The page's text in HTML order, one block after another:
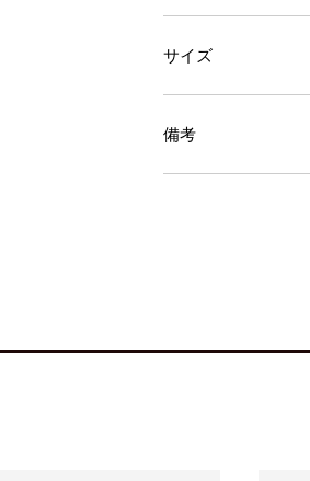
サイズ
備考